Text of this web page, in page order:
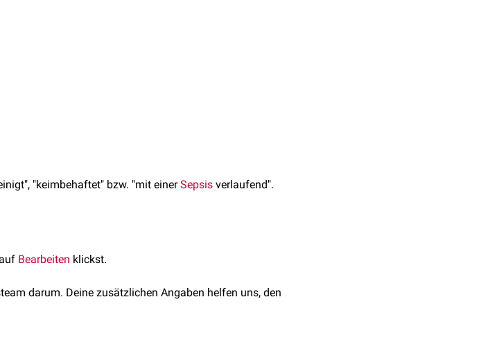
"keimbehaftet" bzw. "mit einerSepsis verlaufend".
Bearbeiten klickst.
darum. Deine zusätzlichen Angaben helfen uns, den